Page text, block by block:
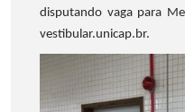
disputando vaga para
vestibular.unicap.br.